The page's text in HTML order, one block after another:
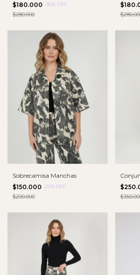
$180.000 -36% OFF
$280.000
Sobrecamisa Manchas
$150.000 -25% OFF
$200.000